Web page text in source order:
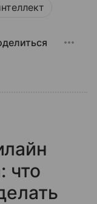
что